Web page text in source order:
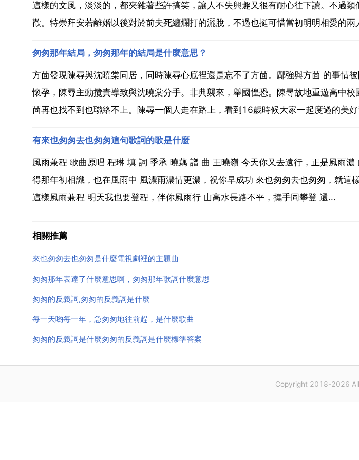
這樣的文風，淡淡的，都夾雜著些許搞笑，讓人不失興趣又很有耐心往下讀。不過
歡。特崇拜安若離婚以後對於前夫死纏爛打的灑脫，不過也挺可惜當初明明相愛的兩
匆匆那年結局，匆匆那年的結局是什麼意思？
方茴發現陳尋與沈曉棠同居，同時陳尋心底裡還是忘不了方茴。鄺強與方茴 的事情
懷孕，陳尋主動攬責導致與沈曉棠分手。非典襲來，舉國惶恐。陳尋故地重遊高中
茴再也找不到也聯絡不上。陳尋一個人走在路上，看到16歲時候大家一起度過的美
有來也匆匆去也匆匆這句歌詞的歌是什麼
風雨兼程 歌曲原唱 程琳 填 詞 季承 曉藕 譜 曲 王曉嶺 今天你又去遠行，正是風雨
得那年初相識，也在風雨中 風濃雨濃情更濃，祝你早成功 來也匆匆去也匆匆，就這
這樣風雨兼程 明天我也要登程，伴你風雨行 山高水長路不平，攜手同攀登 還...
相關推薦
來也匆匆去也匆匆是什麼電視劇裡的主題曲
匆匆那年表達了什麼意思啊，匆匆那年歌詞什麼意思
匆匆的反義詞,匆匆的反義詞是什麼
每一天喲每一年，急匆匆地往前趕，是什麼歌曲
匆匆的反義詞是什麼匆匆的反義詞是什麼標準答案
Copyright 2018-2026